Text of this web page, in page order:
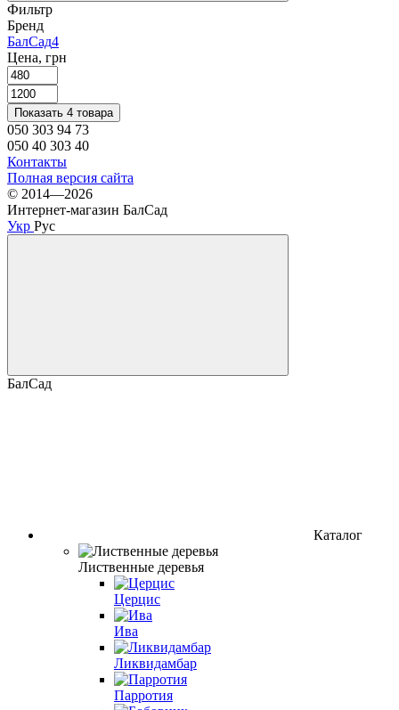
Фильтр
Бренд
БалСад4
Цена, грн
Показать 4 товара
050 303 94 73
050 40 303 40
Контакты
Полная версия сайта
© 2014—2026
Интернет-магазин БалСад
Укр Рус
БалСад
Каталог
Лиственные деревья
Церцис
Ива
Ликвидамбар
Парротия